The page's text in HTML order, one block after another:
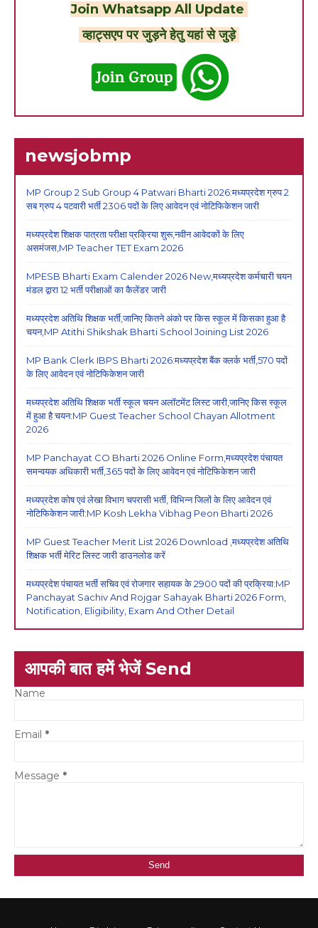
Join Whatsapp All Update
व्हाट्सएप पर जुड़ने हेतु यहां से जुड़े
newsjobmp
MP Group 2 Sub Group 4 Patwari Bharti 2026:मध्यप्रदेश ग्रुप 2
सब ग्रुप 4 पटवारी भर्ती 2306 पदों के लिए आवेदन एवं नोटिफिकेशन जारी
मध्यप्रदेश शिक्षक पात्रता परीक्षा प्रक्रिया शुरू,नवीन आवेदकों के लिए
असमंजस,MP Teacher TET Exam 2026
MPESB Bharti Exam Calender 2026 New,मध्यप्रदेश कर्मचारी चयन
मंडल द्वारा 12 भर्ती परीक्षाओं का कैलेंडर जारी
मध्यप्रदेश अतिथि शिक्षक भर्ती,जानिए कितने अंको पर किस स्कूल में किसका हुआ है
चयन,MP Atithi Shikshak Bharti School Joining List 2026
MP Bank Clerk IBPS Bharti 2026:मध्यप्रदेश बैंक क्लर्क भर्ती,570 पदों
के लिए आवेदन एवं नोटिफिकेशन जारी
मध्यप्रदेश अतिथि शिक्षक भर्ती स्कूल चयन अलॉटमेंट लिस्ट जारी,जानिए किस स्कूल
में हुआ है चयन:MP Guest Teacher School Chayan Allotment
2026
MP Panchayat CO Bharti 2026 Online Form,मध्यप्रदेश पंचायत
समन्वयक अधिकारी भर्ती,365 पदों के लिए आवेदन एवं नोटिफिकेशन जारी
मध्यप्रदेश कोष एवं लेखा विभाग चपरासी भर्ती, विभिन्न जिलों के लिए आवेदन एवं
नोटिफिकेशन जारी:MP Kosh Lekha Vibhag Peon Bharti 2026
MP Guest Teacher Merit List 2026 Download ,मध्यप्रदेश अतिथि
शिक्षक भर्ती मेरिट लिस्ट जारी डाउनलोड करें
मध्यप्रदेश पंचायत भर्ती सचिव एवं रोजगार सहायक के 2900 पदों की प्रक्रिया:MP
Panchayat Sachiv And Rojgar Sahayak Bharti 2026 Form,
Notification, Eligibility, Exam And Other Detail
आपकी बात हमें भेजें Send
Name
Email *
Message *